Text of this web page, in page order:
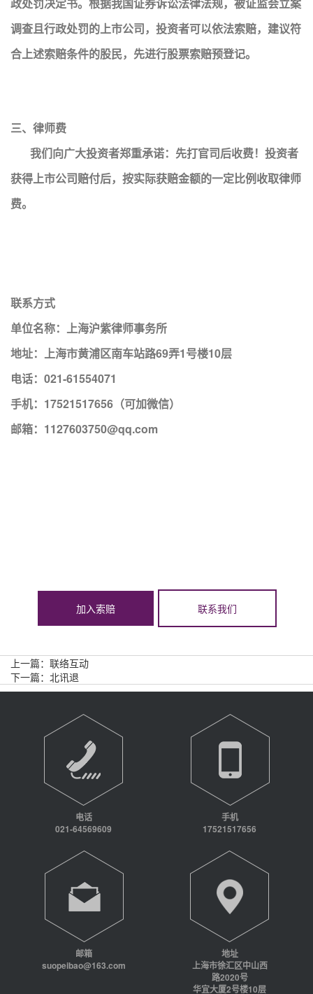
调查且行政处罚的上市公司，投资者可以依法索赔，建议符
合上述索赔条件的股民，先进行股票索赔预登记。
三、律师费
我们向广大投资者郑重承诺：先打官司后收费！投资者
获得上市公司赔付后，按实际获赔金额的一定比例收取律师
费。
联系方式
单位名称：上海沪紫律师事务所
地址：上海市黄浦区南车站路69弄1号楼10层
电话：021-61554071
手机：17521517656（可加微信）
邮箱：1127603750@qq.com
加入索赔 联系我们
上一篇： 联络互动
下一篇： 北讯退
电话
021-64569609
手机
17521517656
邮箱
suopeibao@163.com
地址
上海市徐汇区中山西
路2020号
华宜大厦2号楼10层